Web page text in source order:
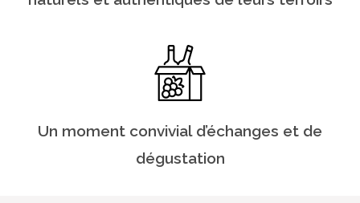
Un moment convivial d’échanges et de
dégustation